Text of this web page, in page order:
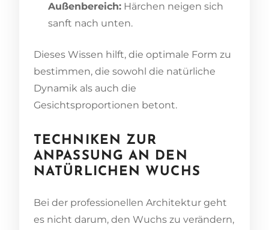
Außenbereich: Härchen neigen sich
sanft nach unten.
Dieses Wissen hilft, die optimale Form zu
bestimmen, die sowohl die natürliche
Dynamik als auch die
Gesichtsproportionen betont.
TECHNIKEN ZUR
ANPASSUNG AN DEN
NATÜRLICHEN WUCHS
Bei der professionellen Architektur geht
es nicht darum, den Wuchs zu verändern,